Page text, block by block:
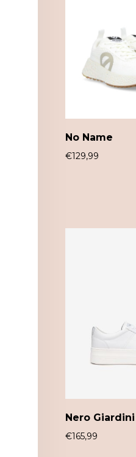
No Name
€129,99
Nero Giardini
€165,99